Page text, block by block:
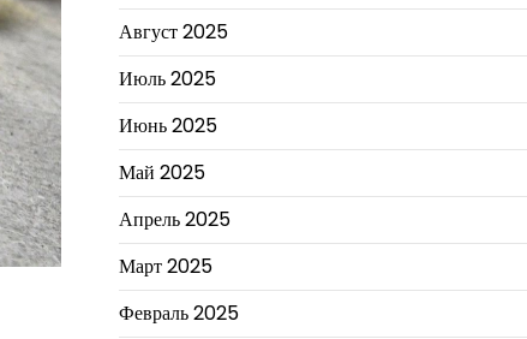
Август 2025
Июль 2025
Июнь 2025
Май 2025
Апрель 2025
Март 2025
Февраль 2025